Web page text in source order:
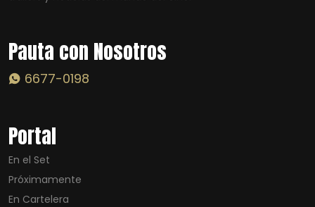
Pauta con Nosotros
6677-0198
Portal
En el Set
Próximamente
En Cartelera